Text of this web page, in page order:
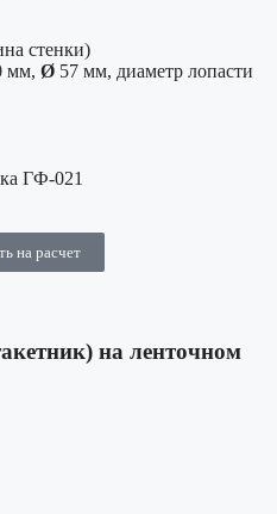
стенки)
мм, Ø 57 мм, диаметр лопасти
ГФ-021
на расчет
на ленточном